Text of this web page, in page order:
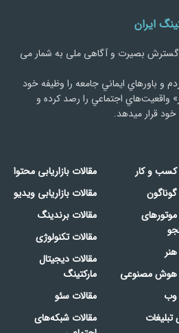
ایران
گسترش بصیرت و آگاهی ملی به شمار می
و باورهاي ايماني جامعه را وظيفه خود
واقعيت‌هاي اجتماعي را رصد کرده و
خود قرار میدهد.
کسب و کار
گوناگون
موتورهای
هوش مصنوعی
وب
تبلیغات
مقالات بازاریابی محتوا
مقالات بازاریابی ویدیو
مقالات برندینگ
مقالات تکنولوژی
مقالات دیجیتال
مارکتینگ
مقالات سئو
مقالات شبکه‌های